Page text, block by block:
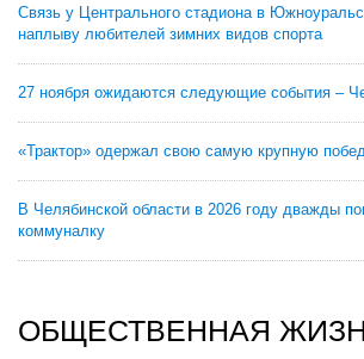
Связь у Центрального стадиона в
наплыву любителей зимних видов спорта
27 ноября ожидаются следующие события –
«Трактор» одержал свою самую крупную
В Челябинской области в 2026 году дважды
коммуналку
ОБЩЕСТВЕННАЯ